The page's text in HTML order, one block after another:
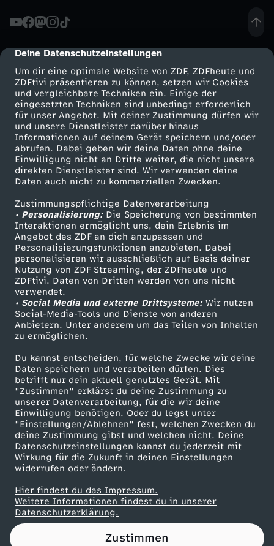
cmp-dialog-description
Deine Datenschutzeinstellungen
Um dir eine optimale Website von ZDF, ZDFheute und
ZDFtivi präsentieren zu können, setzen wir Cookies
und vergleichbare Techniken ein. Einige der
eingesetzten Techniken sind unbedingt erforderlich
für unser Angebot. Mit deiner Zustimmung dürfen wir
und unsere Dienstleister darüber hinaus
Informationen auf deinem Gerät speichern und/oder
abrufen. Dabei geben wir deine Daten ohne deine
Einwilligung nicht an Dritte weiter, die nicht unsere
direkten Dienstleister sind. Wir verwenden deine
Daten auch nicht zu kommerziellen Zwecken.
Zustimmungspflichtige Datenverarbeitung
• Personalisierung:Die Speicherung von bestimmten
Interaktionen ermöglicht uns, dein Erlebnis im
Angebot des ZDF an dich anzupassen und
Personalisierungsfunktionen anzubieten. Dabei
personalisieren wir ausschließlich auf Basis deiner
Nutzung von ZDF Streaming, der ZDFheute und
ZDFtivi. Daten von Dritten werden von uns nicht
verwendet.
• Social Media und externe Drittsysteme:Wir nutzen
Social-Media-Tools und Dienste von anderen
Anbietern. Unter anderem um das Teilen von Inhalten
zu ermöglichen.
Du kannst entscheiden, für welche Zwecke wir deine
Daten speichern und verarbeiten dürfen. Dies
betrifft nur dein aktuell genutztes Gerät. Mit
"Zustimmen" erklärst du deine Zustimmung zu
unserer Datenverarbeitung, für die wir deine
Einwilligung benötigen. Oder du legst unter
"Einstellungen/Ablehnen" fest, welchen Zwecken du
deine Zustimmung gibst und welchen nicht. Deine
Datenschutzeinstellungen kannst du jederzeit mit
Wirkung für die Zukunft in deinen Einstellungen
widerrufen oder ändern.
Hier findest du das Impressum.
Weitere Informationen findest du in unserer
Datenschutzerklärung.
Zustimmen
u
s
6
0
J
a
h
r
e
n
-
D
a
s
J
a
h
r
Mehr ZDF
ZDF-Apps
Smart TV
ZDFtext
Livestreams
Sendungen A-Z
TV-Programm
Service
ZDFmitreden
Kontakt zum ZDF
Tickets
Zuschauerservice
Hilfe
ZDF Unternehmen
Karriere
ZDF goes Schule
Werbefernsehen
Mainzelmännchen
Partner